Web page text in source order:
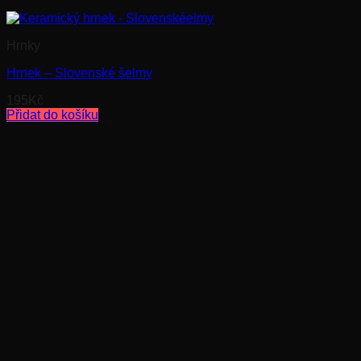
Hrnek – Slovenské šelmy
195 Kč
Přidat do košíku